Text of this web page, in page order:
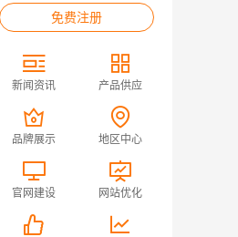
免费注册
新闻资讯 产品供应
品牌展示 地区中心
官网建设 网站优化